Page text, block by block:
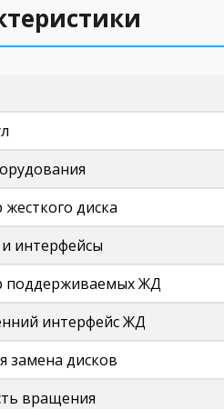
жесткого диска
интерфейсы
поддерживаемых ЖД
интерфейс ЖД
замена дисков
вращения